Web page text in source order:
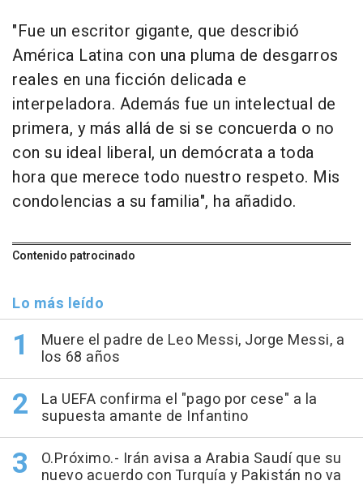
"Fue un escritor gigante, que describió
América Latina con una pluma de desgarros
reales en una ficción delicada e
interpeladora. Además fue un intelectual de
primera, y más allá de si se concuerda o no
con su ideal liberal, un demócrata a toda
hora que merece todo nuestro respeto. Mis
condolencias a su familia", ha añadido.
Contenido patrocinado
Lo más leído
Muere el padre de Leo Messi, Jorge Messi, a
los 68 años
La UEFA confirma el "pago por cese" a la
supuesta amante de Infantino
O.Próximo.- Irán avisa a Arabia Saudí que su
nuevo acuerdo con Turquía y Pakistán no va